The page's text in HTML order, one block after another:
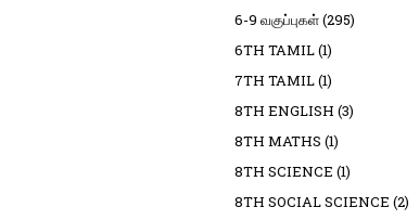
6-9 வகுப்புகள்(295)
6TH TAMIL(1)
7TH TAMIL(1)
8TH ENGLISH (3)
8TH MATHS (1)
8TH SCIENCE (1)
8TH SOCIAL SCIENCE (2)